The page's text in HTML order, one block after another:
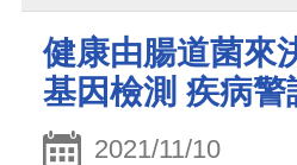
健康由腸道菌來
基因檢測 疾病警
2021/11/10